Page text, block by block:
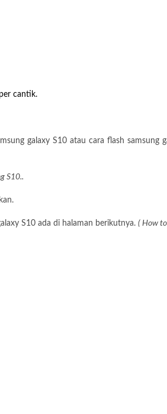
cantik.
galaxy S10 atau cara flash samsung
S10..
S10 ada di halaman berikutnya. ( How